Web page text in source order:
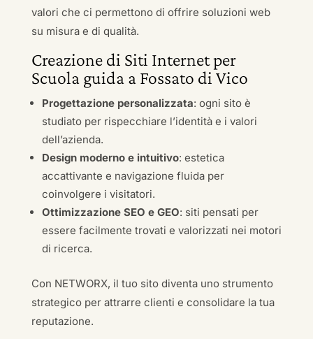
valori che ci permettono di offrire soluzioni web
su misura e di qualità.
Creazione di Siti Internet per
Scuola guida a Fossato di Vico
Progettazione personalizzata: ogni sito è
studiato per rispecchiare l’identità e i valori
dell’azienda.
Design moderno e intuitivo: estetica
accattivante e navigazione fluida per
coinvolgere i visitatori.
Ottimizzazione SEO e GEO: siti pensati per
essere facilmente trovati e valorizzati nei motori
di ricerca.
Con NETWORX, il tuo sito diventa uno strumento
strategico per attrarre clienti e consolidare la tua
reputazione.